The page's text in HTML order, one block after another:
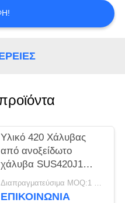
Υλικό 420 Χάλυβας
από ανοξείδωτο
χάλυβα SUS420J1
SUS420J2
Στρογγυλοκύλινδρο
Διαπραγματεύσιμα MOQ:1 τόνος
ΕΠΙΚΟΙΝΩΝΊΑ